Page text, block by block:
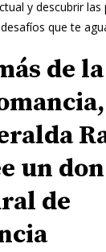
y descubrir las
que te
de la
un don
de